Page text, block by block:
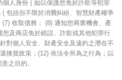
人身份 ( 如以保護您免於詐欺等犯罪
包括但不限於消費糾紛、智慧財產權爭
收取債務； (8) 通知您商業機會、產
及商店免於錯誤、詐欺或其他犯罪行
對個人安全、財產安全及違約之潛在不
換貨政策；(12) 依法令所為之行為；以
之目的。